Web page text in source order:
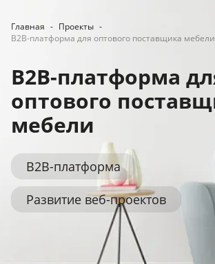
Главная - Проекты -
B2B-платформа для оптового поставщика мебели
B2B-платформа
оптового
мебели
B2B-платформа
Развитие веб-проектов